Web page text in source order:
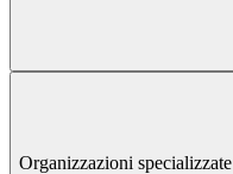
Organizzazioni specializzate